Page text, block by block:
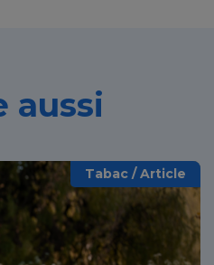
aussi
Tabac / Article